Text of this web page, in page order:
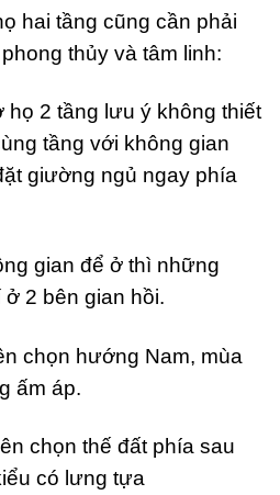
hai tầng cũng cần phải
thủy và tâm linh:
họ 2 tầng lưu ý không thiết
tầng với không gian
giường ngủ ngay phía
gian để ở thì những
2 bên gian hồi.
chọn hướng Nam, mùa
ấm áp.
chọn thế đất phía sau
có lưng tựa